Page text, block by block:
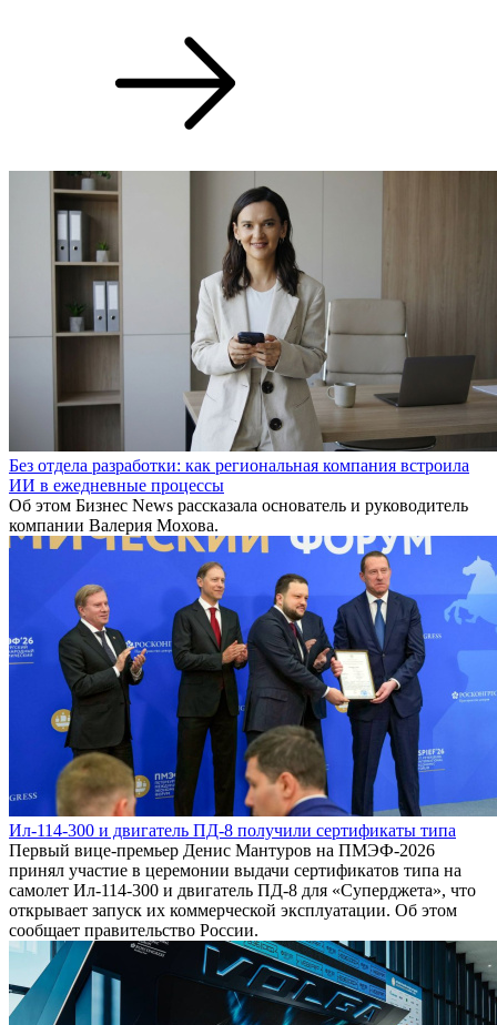
Без отдела разработки: как региональная компания встроила
ИИ в ежедневные процессы
Об этом Бизнес News рассказала основатель и руководитель
компании Валерия Мохова.
Ил-114-300 и двигатель ПД-8 получили сертификаты типа
Первый вице-премьер Денис Мантуров на ПМЭФ-2026
принял участие в церемонии выдачи сертификатов типа на
самолет Ил-114-300 и двигатель ПД-8 для «Суперджета», что
открывает запуск их коммерческой эксплуатации. Об этом
сообщает правительство России.